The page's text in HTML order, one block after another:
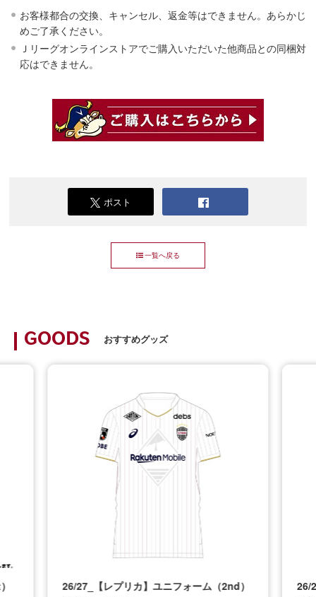
お客様都合の交換、キャンセル、返金等はできません。あらかじ
めご了承ください。
Ｊリーグオンラインストアでご購入いただいた他商品との同梱対
応はできません。
ポスト
一覧へ戻る
GOODS おすすめグッズ
26/27_【レプリカ】ユニフォーム（2nd）
26/